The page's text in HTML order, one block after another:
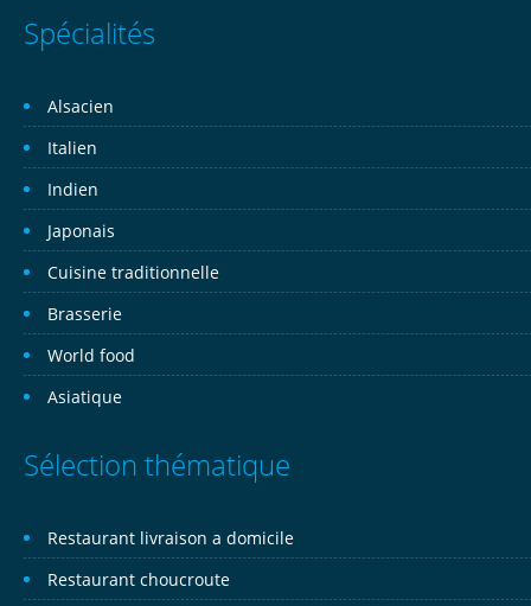
Spécialités
Alsacien
Italien
Indien
Japonais
Cuisine traditionnelle
Brasserie
World food
Asiatique
Sélection thématique
Restaurant livraison a domicile
Restaurant choucroute